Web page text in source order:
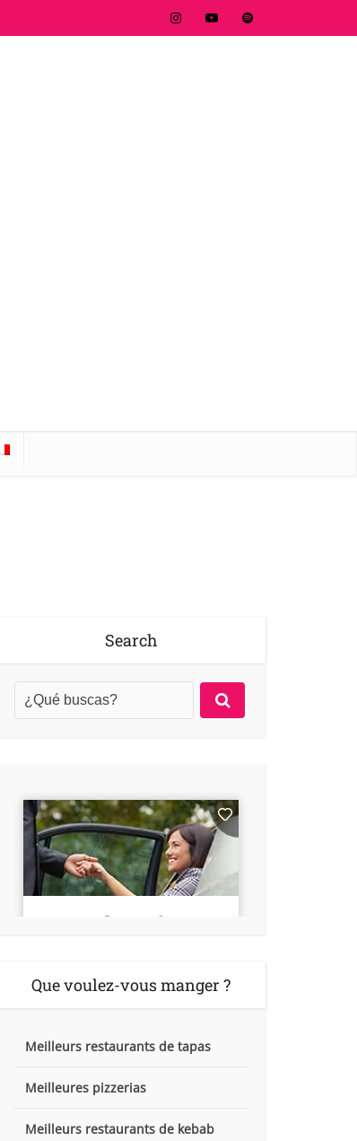
Search
Que voulez-vous manger ?
Meilleurs restaurants de tapas
Meilleures pizzerias
Meilleurs restaurants de kebab